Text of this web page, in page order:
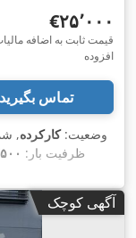
‎€۲۵٬۰۰۰
قیمت ثابت به اضافه
افزوده
تماس بگیرید
وضعیت:کارکرده,
, ظرفیت بار: ۲٬۵۰۰
بار:۵۰۰ میلی‌متر
, طول شاخک‌ها:
, سایز
آگهی کوچک